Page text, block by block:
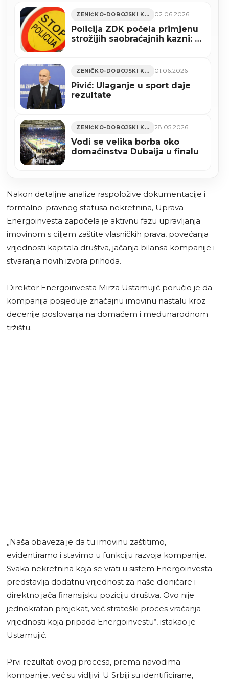
ZENIČKO-DOBOJSKI KANTON 02.06.2026
Policija ZDK počela primjenu
strožijih saobraćajnih kazni: U
ZENIČKO-DOBOJSKI KANTON 01.06.2026
Pivić: Ulaganje u sport daje
rezultate
ZENIČKO-DOBOJSKI KANTON 28.05.2026
Vodi se velika borba oko
domaćinstva Dubaija u finalu
Nakon detaljne analize raspoložive dokumentacije i
formalno-pravnog statusa nekretnina, Uprava
Energoinvesta započela je aktivnu fazu upravljanja
imovinom s ciljem zaštite vlasničkih prava, povećanja
vrijednosti kapitala društva, jačanja bilansa kompanije i
stvaranja novih izvora prihoda.
Direktor Energoinvesta Mirza Ustamujić poručio je da
kompanija posjeduje značajnu imovinu nastalu kroz
decenije poslovanja na domaćem i međunarodnom
tržištu.
„Naša obaveza je da tu imovinu zaštitimo,
evidentiramo i stavimo u funkciju razvoja kompanije.
Svaka nekretnina koja se vrati u sistem Energoinvesta
predstavlja dodatnu vrijednost za naše dioničare i
direktno jača finansijsku poziciju društva. Ovo nije
jednokratan projekat, već strateški proces vraćanja
vrijednosti koja pripada Energoinvestu“, istakao je
Ustamujić.
Prvi rezultati ovog procesa, prema navodima
kompanije, već su vidljivi. U Srbiji su identificirane,